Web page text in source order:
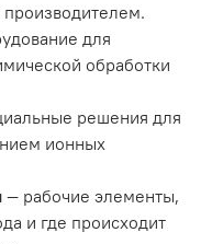
производителем.
для
обработки
решения для
ионных
— рабочие элементы,
и где происходит